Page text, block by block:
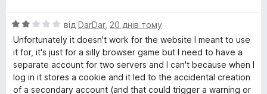
к
а
5
з
5
О
ц
н
к
а
від DarDar, 20 днів тому
Unfortunately it doesn't work for the website I meant to use
it for, it's just for a silly browser game but I need to have a
separate account for two servers and I can't because when I
log in it stores a cookie and it led to the accidental creation
of a secondary account (and that could trigger a warning or